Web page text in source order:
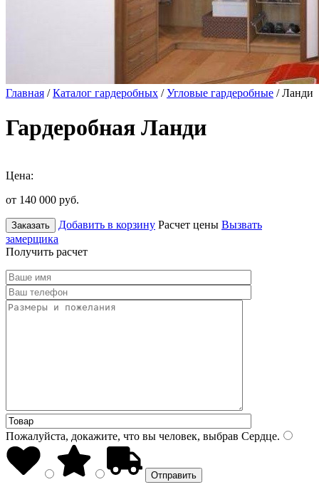
Главная /Каталог гардеробных /Угловые гардеробные / Ланди
Гардеробная Ланди
Цена:
от 140 000 руб.
Заказать Добавить в корзину Расчет цены Вызвать
замерщика
Получить расчет
Пожалуйста, докажите, что вы человек, выбрав Сердце.